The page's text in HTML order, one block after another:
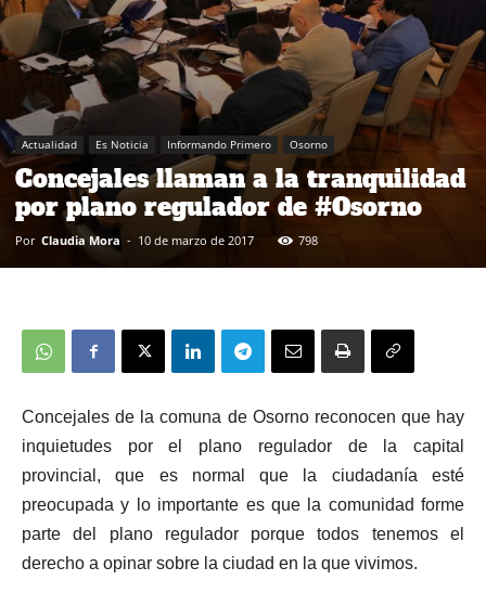
Actualidad Es Noticia Informando Primero Osorno
Concejales llaman a la tranquilidad
por plano regulador de #Osorno
Por Claudia Mora - 10 de marzo de 2017 798
Concejales de la comuna de Osorno reconocen que hay
inquietudes por el plano regulador de la capital
provincial, que es normal que la ciudadanía esté
preocupada y lo importante es que la comunidad forme
parte del plano regulador porque todos tenemos el
derecho a opinar sobre la ciudad en la que vivimos.